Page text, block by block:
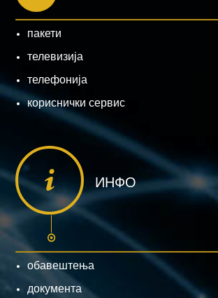
пакети
телевизија
телефонија
кориснички сервис
ИНФО
обавештења
документа